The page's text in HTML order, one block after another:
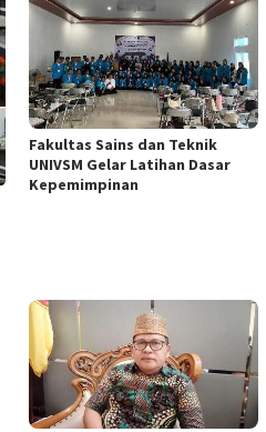
Fakultas Sains dan Teknik
UNIVSM Gelar Latihan Dasar
Kepemimpinan